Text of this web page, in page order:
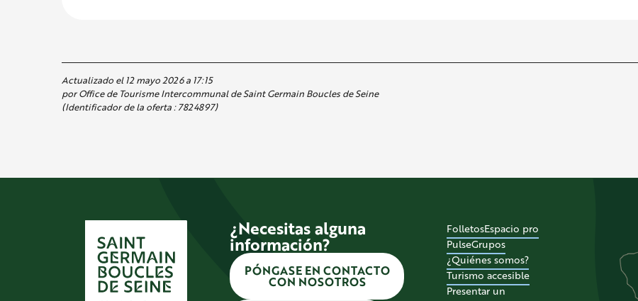
Actualizado el 12 mayo 2026 a 17:15
por Office de Tourisme Intercommunal de Saint Germain Boucles de Seine
(Identificador de la oferta :7824897)
¿Necesitas alguna
información?
PÓNGASE EN CONTACTO
CON NOSOTROS
FolletosEspacio pro
PulseGrupos
¿Quiénes somos?
Turismo accesible
Presentar un